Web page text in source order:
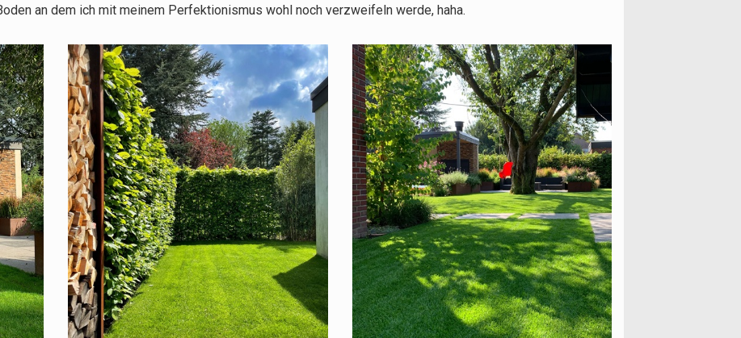
an dem ich mit meinem Perfektionismus wohl noch verzweifeln werde, haha.